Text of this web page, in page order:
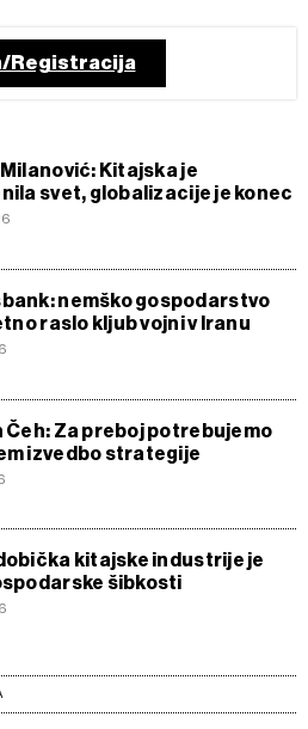
Registracija
Kitajska je
svet, globalizacije je konec
nemško gospodarstvo
raslo kljub vojni v Iranu
Čeh: Za preboj potrebujemo
izvedbo strategije
kitajske industrije je
šibkosti